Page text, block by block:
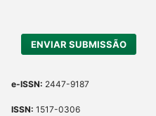
ENVIAR SUBMISSÃO
e-ISSN: 2447-9187
ISSN: 1517-0306